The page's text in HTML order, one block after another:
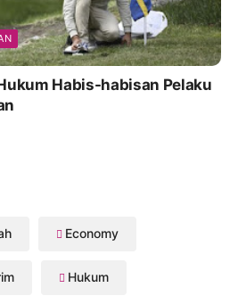
Habis-habisan Pelaku
Economy
Hukum